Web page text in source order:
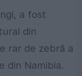
a fost
din
rar de zebră a
din Namibia.